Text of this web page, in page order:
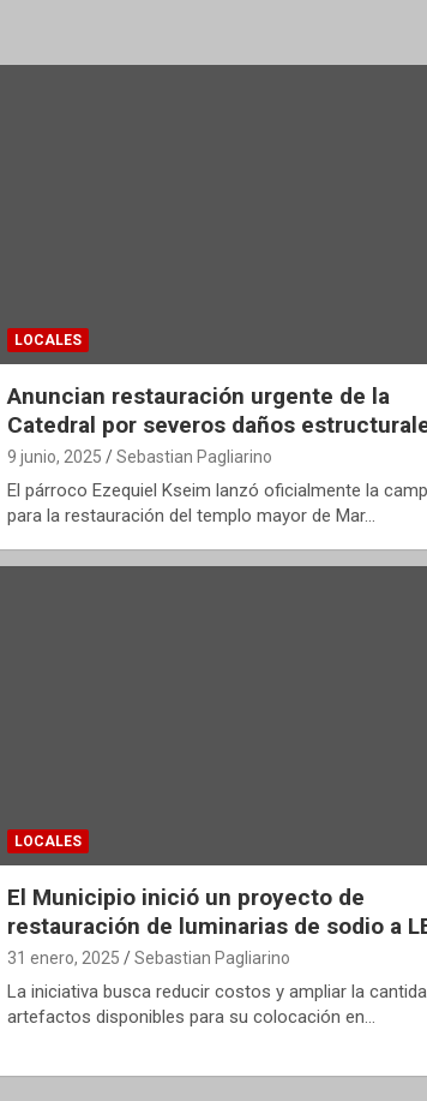
LOCALES
Anuncian restauración urgente de la
Catedral por severos daños
9 junio, 2025 Sebastian Pagliarino
El párroco Ezequiel Kseim lanzó oficialmente la
para la restauración del templo mayor de Mar…
LOCALES
El Municipio inició un proyecto de
restauración de luminarias de sodio a
31 enero, 2025 Sebastian Pagliarino
La iniciativa busca reducir costos y ampliar la
artefactos disponibles para su colocación en…